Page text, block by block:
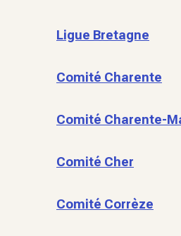
Ligue Bretagne
Comité Charente
Comité Charente-
Comité Cher
Comité Corrèze